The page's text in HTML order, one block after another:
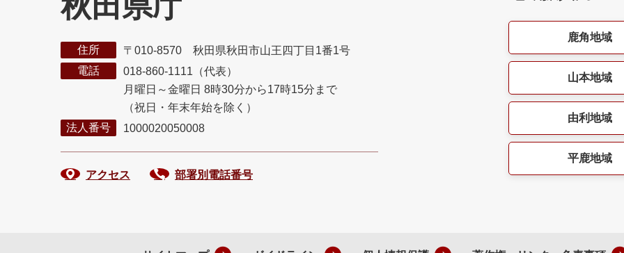
住所
〒010-8570 秋田県秋田市山王四丁目1番1号
電話
018-860-1111（代表）
月曜日～金曜日 8時30分から17時15分まで
（祝日・年末年始を除く）
法人番号
1000020050008
アクセス 部署別電話番号
鹿角地域
山本地域
由利地域
平鹿地域